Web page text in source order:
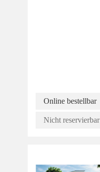
Online bestellbar
Nicht reservierbar